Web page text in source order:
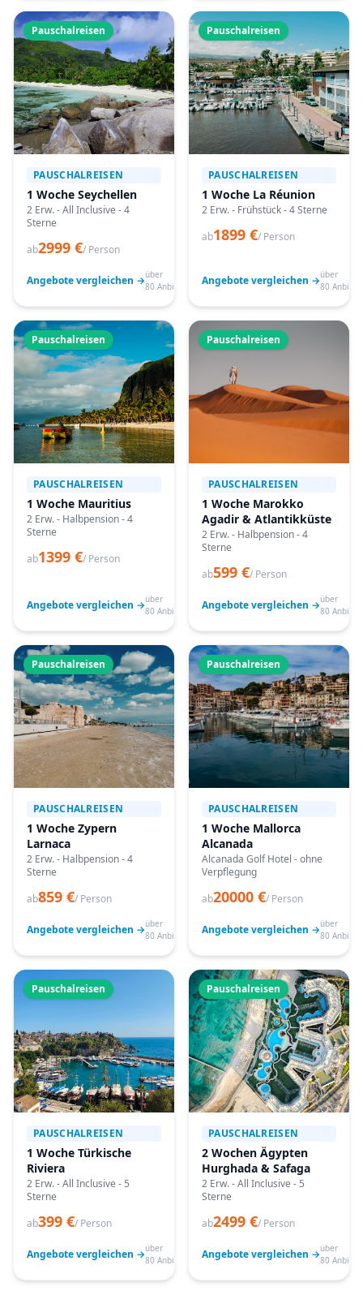
Pauschalreisen
PAUSCHALREISEN
1 Woche Seychellen
2 Erw. - All Inclusive - 4
Sterne
ab2999 €/ Person
Angebote vergleichen →über
80 Anbieter
Pauschalreisen
PAUSCHALREISEN
1 Woche La Réunion
2 Erw. - Frühstück - 4 Sterne
ab1899 €/ Person
Angebote vergleichen →über
80
Pauschalreisen
PAUSCHALREISEN
1 Woche Mauritius
2 Erw. - Halbpension - 4
Sterne
ab1399 €/ Person
Angebote vergleichen →über
80 Anbieter
Pauschalreisen
PAUSCHALREISEN
1 Woche Marokko
Agadir & Atlantikküste
2 Erw. - Halbpension - 4
Sterne
ab599 €/ Person
Angebote vergleichen →über
80
Pauschalreisen
PAUSCHALREISEN
1 Woche Zypern
Larnaca
2 Erw. - Halbpension - 4
Sterne
ab859 €/ Person
Angebote vergleichen →über
80 Anbieter
Pauschalreisen
PAUSCHALREISEN
1 Woche Mallorca
Alcanada
Alcanada Golf Hotel - ohne
Verpflegung
ab20000 €/ Person
Angebote vergleichen →über
80
Pauschalreisen
PAUSCHALREISEN
1 Woche Türkische
Riviera
2 Erw. - All Inclusive - 5
Sterne
ab399 €/ Person
Angebote vergleichen →über
80 Anbieter
Pauschalreisen
PAUSCHALREISEN
2 Wochen Ägypten
Hurghada & Safaga
2 Erw. - All Inclusive - 5
Sterne
ab2499 €/ Person
Angebote vergleichen →über
80